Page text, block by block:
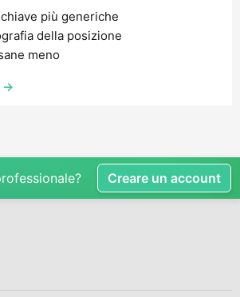
più generiche
della posizione
meno
→
Creare un account